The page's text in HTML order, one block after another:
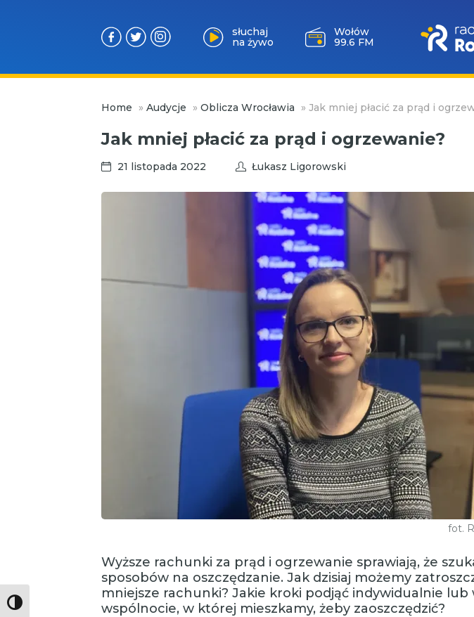
Toggle High Contrast
słuchaj
na żywo
Wołów
99.6 FM
Home » Audycje » Oblicza Wrocławia » Jak mniej płacić za prąd i
Jak mniej płacić za prąd i ogrzewanie?
21 listopada 2022 Łukasz Ligorowski
fot.
Wyższe rachunki za prąd i ogrzewanie sprawiają, że
sposobów na oszczędzanie. Jak dzisiaj możemy
mniejsze rachunki? Jakie kroki podjąć indywidualnie lub
wspólnocie, w której mieszkamy, żeby zaoszczędzić?